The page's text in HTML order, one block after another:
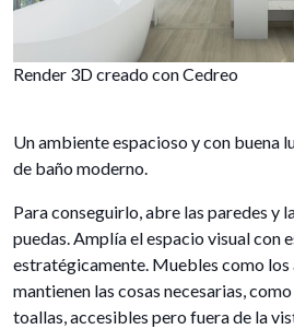
Render 3D creado con Cedreo
Un ambiente espacioso y con buena
de baño moderno.
Para conseguirlo, abre las paredes y
puedas. Amplía el espacio visual con
estratégicamente. Muebles como
mantienen las cosas necesarias,
toallas, accesibles pero fuera de la